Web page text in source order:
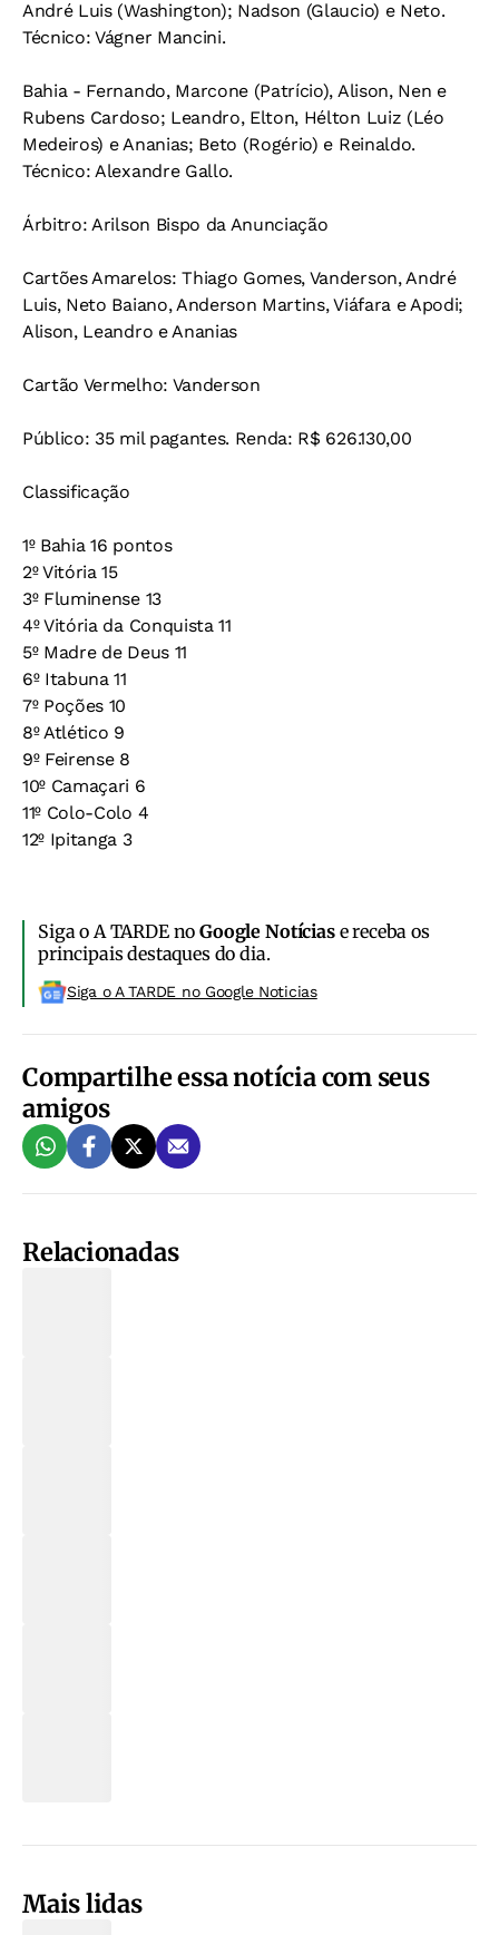
André Luis (Washington); Nadson (Glaucio) e Neto.
Técnico: Vágner Mancini.
Bahia - Fernando, Marcone (Patrício), Alison, Nen e
Rubens Cardoso; Leandro, Elton, Hélton Luiz (Léo
Medeiros) e Ananias; Beto (Rogério) e Reinaldo.
Técnico: Alexandre Gallo.
Árbitro: Arilson Bispo da Anunciação
Cartões Amarelos: Thiago Gomes, Vanderson, André
Luis, Neto Baiano, Anderson Martins, Viáfara e Apodi;
Alison, Leandro e Ananias
Cartão Vermelho: Vanderson
Público: 35 mil pagantes. Renda: R$ 626.130,00
Classificação
1º Bahia 16 pontos
2º Vitória 15
3º Fluminense 13
4º Vitória da Conquista 11
5º Madre de Deus 11
6º Itabuna 11
7º Poções 10
8º Atlético 9
9º Feirense 8
10º Camaçari 6
11º Colo-Colo 4
12º Ipitanga 3
Siga o A TARDE noGoogle Notíciase receba os
principais destaques do dia.
Siga o A TARDE no Google Noticias
Compartilhe essa notícia com seus
amigos
Relacionadas
Mais lidas